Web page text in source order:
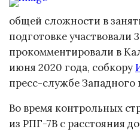
общей сложности в
подготовке
прокомментировали в
июня 2020 года, собкору
пресс-службе Западного
Во время контрольных
из РПГ-7В с расстояния